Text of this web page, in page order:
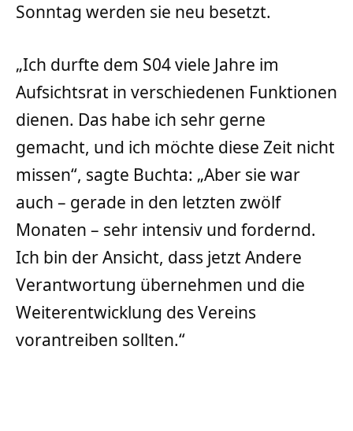
Sonntag werden sie neu besetzt.
„Ich durfte dem S04 viele Jahre im
Aufsichtsrat in verschiedenen Funktionen
dienen. Das habe ich sehr gerne
gemacht, und ich möchte diese Zeit nicht
missen“, sagte Buchta: „Aber sie war
auch – gerade in den letzten zwölf
Monaten – sehr intensiv und fordernd.
Ich bin der Ansicht, dass jetzt Andere
Verantwortung übernehmen und die
Weiterentwicklung des Vereins
vorantreiben sollten.“